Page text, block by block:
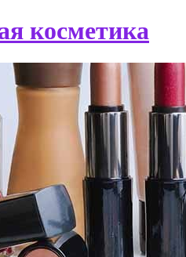
косметика